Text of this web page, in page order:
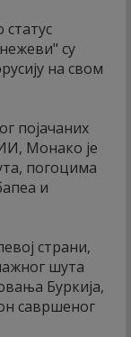
су
на свом
појачаних
Монако је
погоцима
и
страни,
шута
Буркија,
савршеног